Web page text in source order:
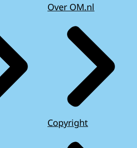
Over OM.nl
Copyright